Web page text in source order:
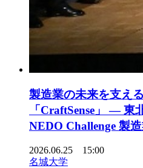
製造業の未来を支え
「CraftSense」 ― 東
NEDO Challenge 製
2026.06.25 15:00
名城大学